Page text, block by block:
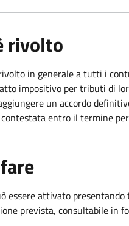
rivolto
in generale a tutti i
impositivo per tributi di
un accordo
entro il termine
essere attivato
prevista, consultabile in